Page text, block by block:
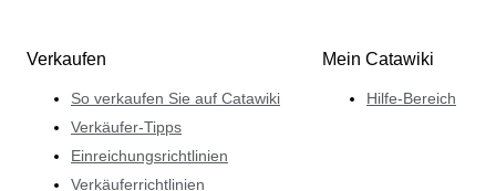
Verkaufen
So verkaufen Sie auf Catawiki
Verkäufer-Tipps
Einreichungsrichtlinien
Verkäuferrichtlinien
Mein Catawiki
Hilfe-Bereich